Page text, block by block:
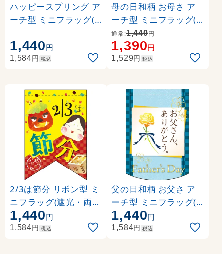
ハッピースプリング ア
ーチ型 ミニフラッグ(
6)
1,440円
1,584円 税込
母の日和柄 お母さ ア
ーチ型 ミニフラッグ(
遮光・両面印刷) (6103
9)
通常:1,440円
1,390円
1,529円 税込
2/3は節分 リボン型 ミ
ニフラッグ(遮光・両面
印刷) (61022)
1,440円
1,584円 税込
父の日和柄 お父さ ア
ーチ型 ミニフラッグ(
遮光・両面印刷) (6104
0)
1,440円
1,584円 税込